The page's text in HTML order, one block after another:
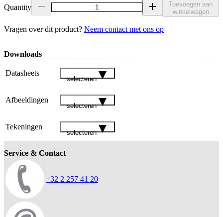
Quantity
Toevoegen aan
winkelwagen
Vragen over dit product? Neem contact met ons op
Downloads
Datasheets
selecteren
Afbeeldingen
selecteren
Tekeningen
selecteren
Service & Contact
+32 2 257 41 20